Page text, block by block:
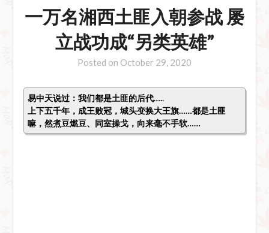
一万名湘西土匪入朝参战 屡
立战功成“另类英雄”
Posted on October 29, 2020
易中天说过：我们都是土匪的后代…..
上下五千年，成王败冠，城头变换大王旗……都是土匪
嘛，然煮豆燃豆、同室操戈，向来毫不手软……